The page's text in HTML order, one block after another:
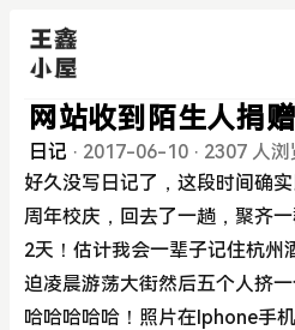
网站收到陌生人捐
日记 · 2017-06-10 · 2307 人浏
好久没写日记了，这段时间确
周年校庆，回去了一趟，聚齐
2天！估计我会一辈子记住杭州
迫凌晨游荡大街然后五个人挤
哈哈哈哈哈！照片在Iphone手